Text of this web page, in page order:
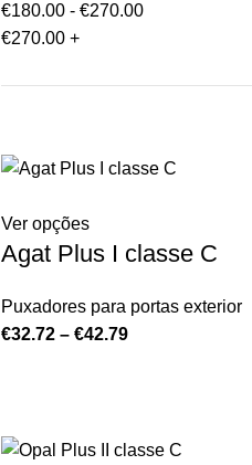
€180.00- €270.00
€270.00+
Ver opções
Agat Plus I classe C
Puxadores para portas exterior
€32.72– €42.79